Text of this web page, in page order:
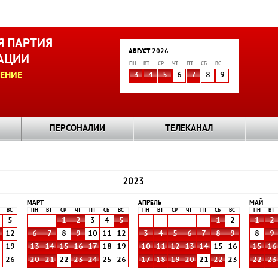
ПАРТИЯ
АВГУСТ 2026
ПН ВТ СР ЧТ СБ ВС
3 4 5 6 7 8 9
ПЕРСОНАЛИИ ТЕЛЕКАНАЛ
2023
ВС
5
12
19
26
МАРТ
ПН ВТ СР ЧТ СБ ВС
1 2 3 4
5
6
7 8 9 10 11
12
13
14 15 16 17 18
19
20
21 22 23 24 25
26
АПРЕЛЬ
ПН ВТ СР ЧТ СБ ВС
1
2
3
4 5 6 7 8
9
10
11 12 13 14 15
16
17
18 19 20 21 22
23
МАЙ
ПН ВТ
1 2
8
9
15
16
22
23